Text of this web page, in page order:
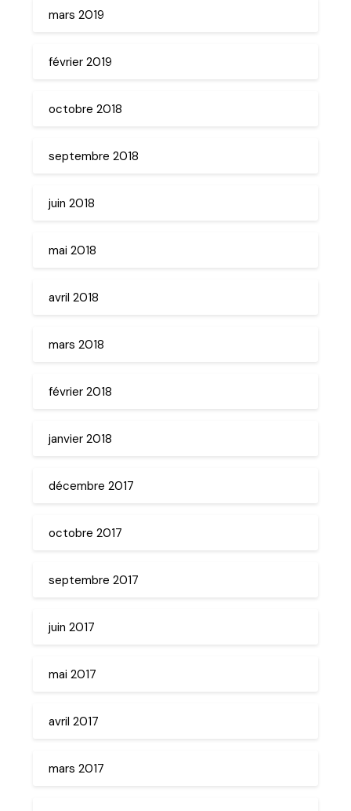
mars 2019
février 2019
octobre 2018
septembre 2018
juin 2018
mai 2018
avril 2018
mars 2018
février 2018
janvier 2018
décembre 2017
octobre 2017
septembre 2017
juin 2017
mai 2017
avril 2017
mars 2017